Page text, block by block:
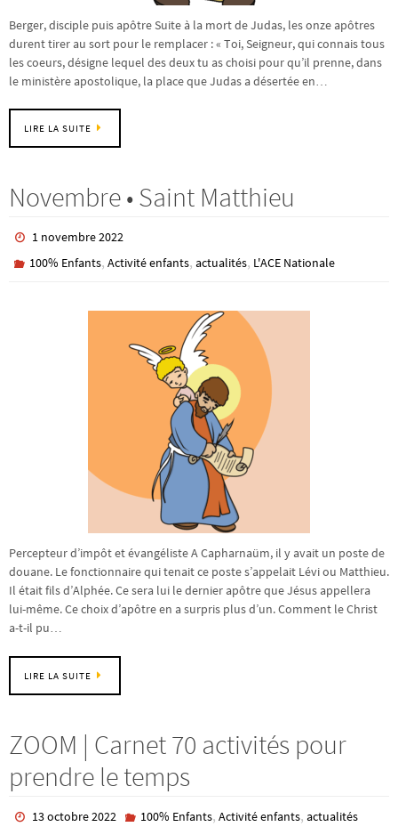
Berger, disciple puis apôtre Suite à la mort de Judas, les onze apôtres
durent tirer au sort pour le remplacer : « Toi, Seigneur, qui connais tous
les coeurs, désigne lequel des deux tu as choisi pour qu’il prenne, dans
le ministère apostolique, la place que Judas a désertée en…
LIRE LA SUITE
Novembre • Saint Matthieu
1 novembre 2022
100% Enfants,Activité enfants,actualités, L'ACE Nationale
Percepteur d’impôt et évangéliste A Capharnaüm, il y avait un poste de
douane. Le fonctionnaire qui tenait ce poste s’appelait Lévi ou Matthieu.
Il était fils d’Alphée. Ce sera lui le dernier apôtre que Jésus appellera
lui-même. Ce choix d’apôtre en a surpris plus d’un. Comment le Christ
a-t-il pu…
LIRE LA SUITE
ZOOM | Carnet 70 activités pour
prendre le temps
13 octobre 2022 100% Enfants, Activité enfants, actualités